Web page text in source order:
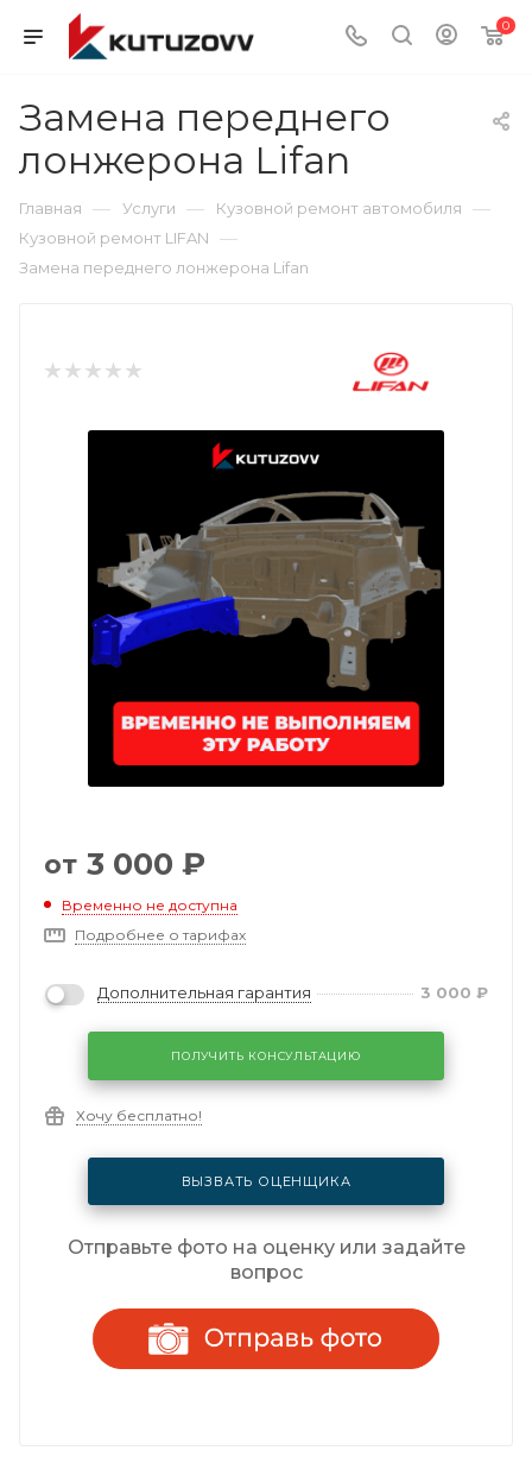
0
Замена переднего
лонжерона Lifan
Главная — Услуги — Кузовной ремонт автомобиля —
Кузовной ремонт LIFAN —
Замена переднего лонжерона Lifan
от 3 000 ₽
Временно не доступна
Подробнее о тарифах
Дополнительная гарантия 3 000 ₽
ПОЛУЧИТЬ КОНСУЛЬТАЦИЮ
Хочу бесплатно!
ВЫЗВАТЬ ОЦЕНЩИКА
Отправьте фото на оценку или задайте
вопрос